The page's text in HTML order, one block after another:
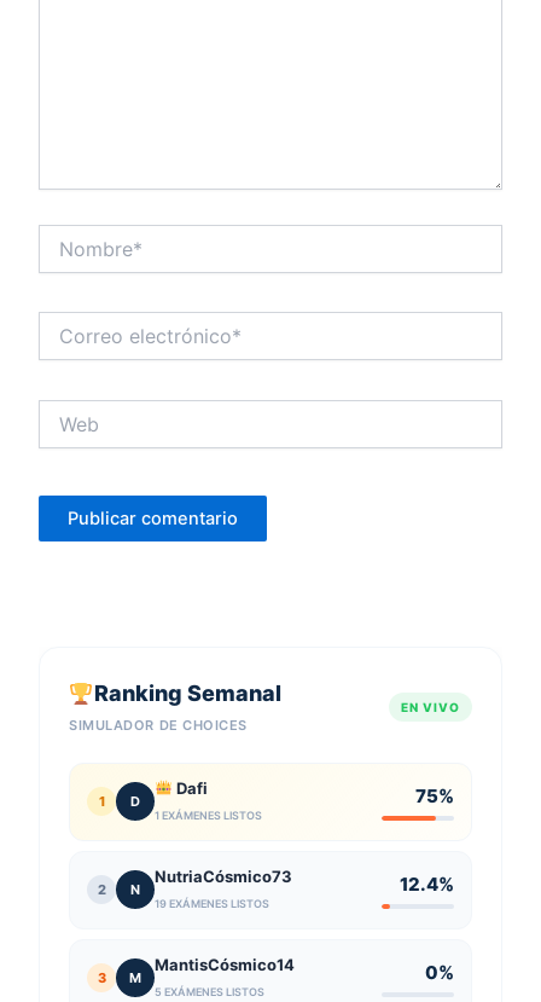
electrónico*
Ranking Semanal
SIMULADOR DE CHOICES
EN VIVO
1 D
Dafi
1 EXÁMENES LISTOS
75%
2 N
NutriaCósmico73
19 EXÁMENES LISTOS
12.4%
3 M
MantisCósmico14
5 EXÁMENES LISTOS
0%